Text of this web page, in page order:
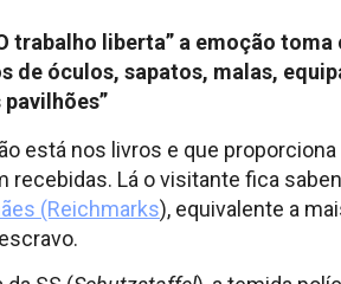
trabalho liberta” a emoção toma
de óculos, sapatos, malas,
está nos livros e que
Lá o visitante fica
(Reichmarks), equivalente a